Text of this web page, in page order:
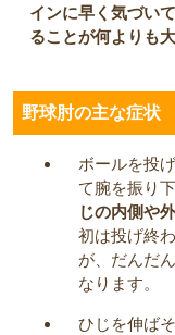
インに早く気づい
ることが何よりも
野球肘の主な症状
ボールを投
て腕を振り
じの内側や
初は投げ終
が、だんだ
なります。
ひじを伸ば